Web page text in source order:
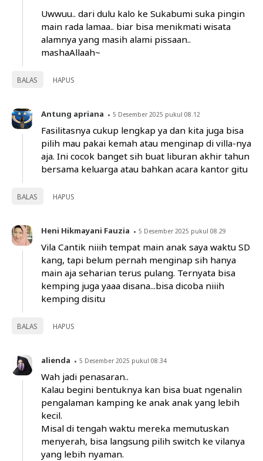
Uwwuu.. dari dulu kalo ke Sukabumi suka pingin
main rada lamaa.. biar bisa menikmati wisata
alamnya yang masih alami pissaan..
mashaAllaah~
BALAS HAPUS
Antung apriana 5 Desember 2025 pukul 08.12
Fasilitasnya cukup lengkap ya dan kita juga bisa
pilih mau pakai kemah atau menginap di villa-nya
aja. Ini cocok banget sih buat liburan akhir tahun
bersama keluarga atau bahkan acara kantor gitu
BALAS HAPUS
Heni Hikmayani Fauzia 5 Desember 2025 pukul 08.29
Vila Cantik niiih tempat main anak saya waktu SD
kang, tapi belum pernah menginap sih hanya
main aja seharian terus pulang. Ternyata bisa
kemping juga yaaa disana...bisa dicoba niiih
kemping disitu
BALAS HAPUS
alienda 5 Desember 2025 pukul 08.34
Wah jadi penasaran..
Kalau begini bentuknya kan bisa buat ngenalin
pengalaman kamping ke anak anak yang lebih
kecil.
Misal di tengah waktu mereka memutuskan
menyerah, bisa langsung pilih switch ke vilanya
yang lebih nyaman.